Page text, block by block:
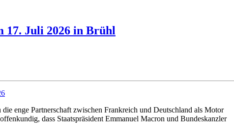
17. Juli 2026 in Brühl
enge Partnerschaft zwischen Frankreich und Deutschland als Motor
dass Staatspräsident Emmanuel Macron und Bundeskanzler